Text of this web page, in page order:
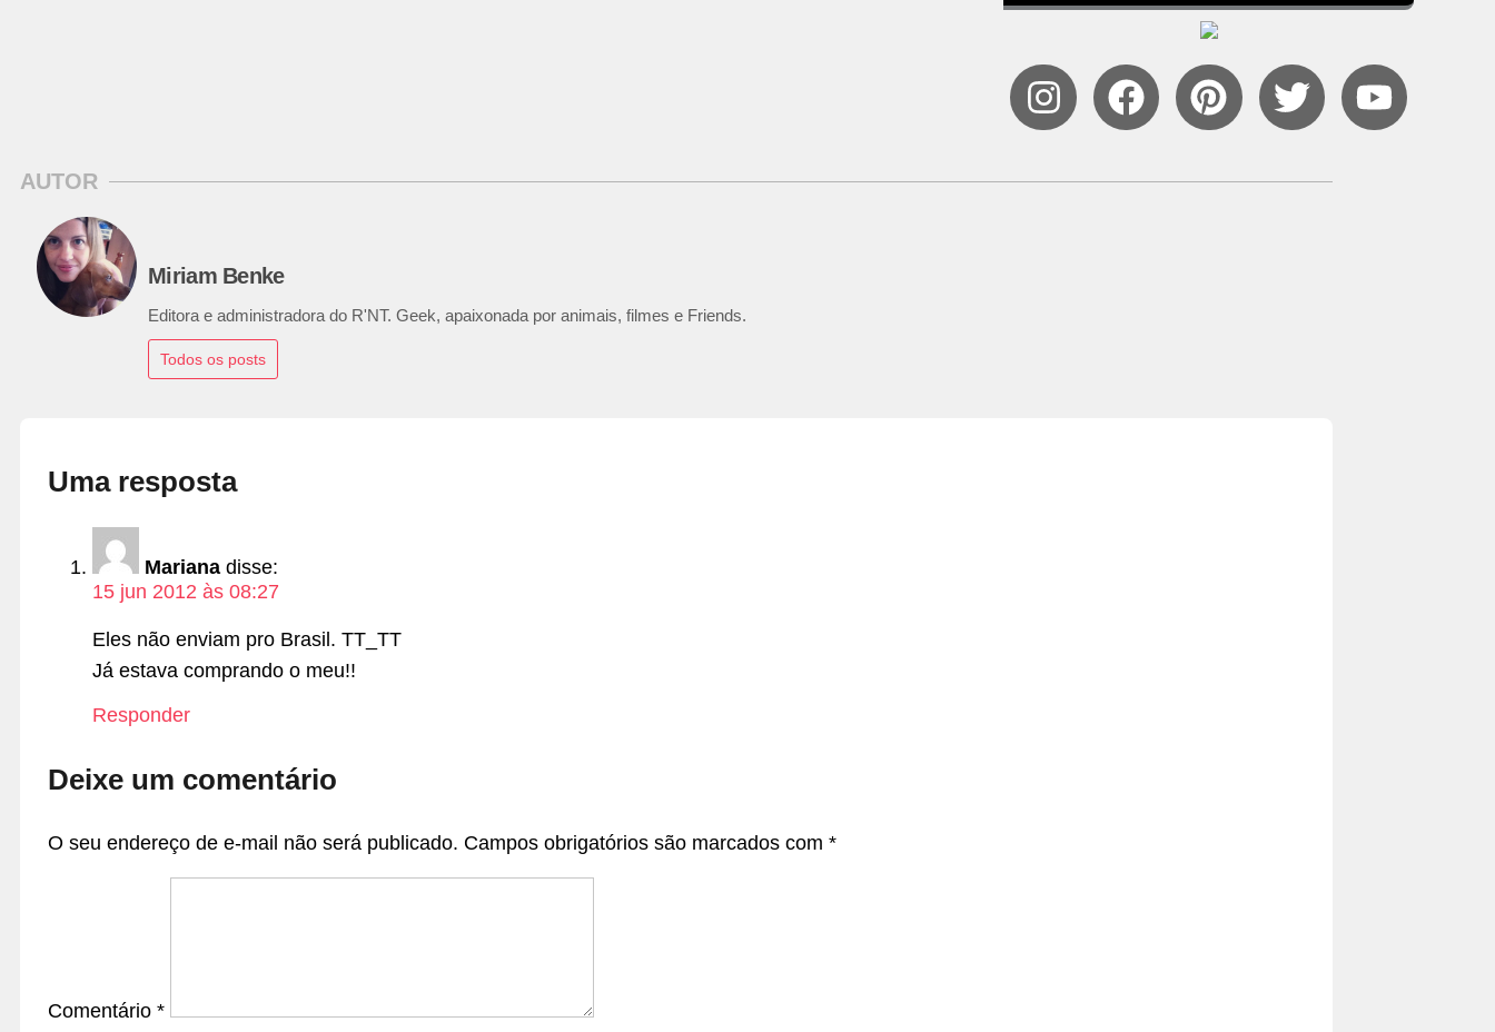
AUTOR
Miriam Benke
Editora e administradora do R'NT. Geek, apaixonada por animais, filmes e Friends.
Todos os posts
Uma resposta
Mariana disse:
15 jun 2012 às 08:27
Eles não enviam pro Brasil. TT_TT
Já estava comprando o meu!!
Responder
Deixe um comentário
O seu endereço de e-mail não será publicado. Campos obrigatórios são marcados com *
Comentário *